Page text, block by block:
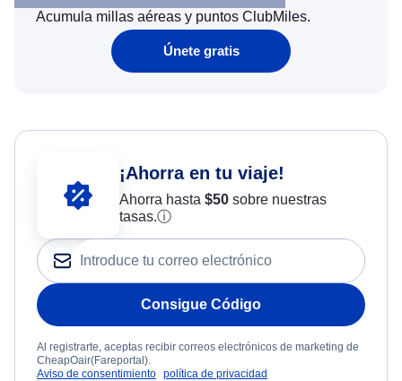
Acumula millas aéreas y puntos ClubMiles.
Únete gratis
¡Ahorra en tu viaje!
Ahorra hasta $50sobre nuestras
tasas.ⓘ
Consigue Código
Al registrarte, aceptas recibir correos electrónicos de marketing de
CheapOair(Fareportal).
Aviso de consentimiento política de privacidad